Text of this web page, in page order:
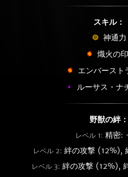
スキル：
神通力
熾火の
エンバースト
ルーサス・ナ
野獣の絆：
レベル 1: 精密:
レベル 2: 絆の攻撃 (12%),
レベル 3: 絆の攻撃 (12%),